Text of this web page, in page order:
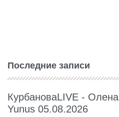
Последние записи
КурбановаLIVE -
Yunus 05.08.2026